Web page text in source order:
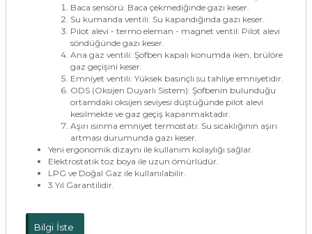
Baca sensörü: Baca çekmediğinde gazı keser.
Su kumanda ventili: Su kapandığında gazı keser.
Pilot alevi - termo eleman - magnet ventil: Pilot alevi
söndüğünde gazı keser.
Ana gaz ventili: Şofben kapalı konumda iken, brülöre
gaz geçişini keser.
Emniyet ventili: Yüksek basınçlı su tahliye emniyetidir.
ODS (Oksijen Duyarlı Sistem): Şofbenin bulunduğu
ortamdaki oksijen seviyesi düştüğünde pilot alevi
kesilmekte ve gaz geçiş kapanmaktadır.
Aşırı ısınma emniyet termostatı: Su sıcaklığının aşırı
artması durumunda gazı keser.
Yeni ergonomik dizaynı ile kullanım kolaylığı sağlar.
Elektrostatik toz boya ile uzun ömürlüdür.
LPG ve Doğal Gaz ile kullanılabilir.
3 Yıl Garantilidir.
Bilgi İste